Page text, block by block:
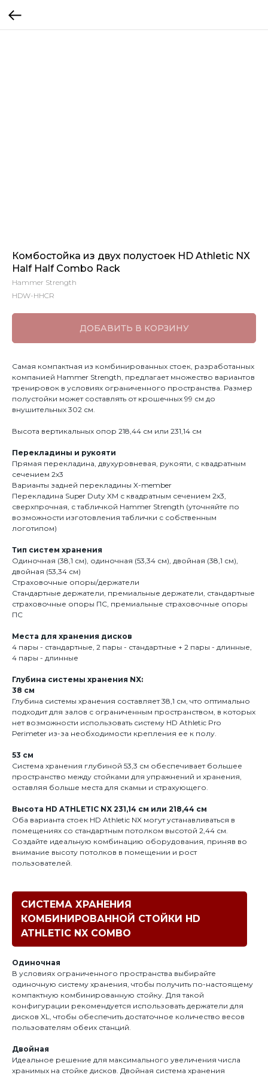
Комбостойка из двух полустоек HD Athletic NX
Half Half Combo Rack
Hammer Strength
HDW-HHCR
ДОБАВИТЬ В КОРЗИНУ
Самая компактная из комбинированных стоек, разработанных
компанией Hammer Strength, предлагает множество вариантов
тренировок в условиях ограниченного пространства. Размер
полустойки может составлять от крошечных 99 см до
внушительных 302 см.
Высота вертикальных опор 218,44 см или 231,14 см
Перекладины и рукояти
Прямая перекладина, двухуровневая, рукояти, с квадратным
сечением 2х3
Варианты задней перекладины X-member
Перекладина Super Duty XM с квадратным сечением 2х3,
сверхпрочная, с табличкой Hammer Strength (уточняйте по
возможности изготовления таблички с собственным
логотипом)
Тип систем хранения
Одиночная (38,1 см), одиночная (53,34 см), двойная (38,1 см),
двойная (53,34 см)
Страховочные опоры/держатели
Стандартные держатели, премиальные держатели, стандартные
страховочные опоры ПС, премиальные страховочные опоры
ПС
Места для хранения дисков
4 пары - стандартные, 2 пары - стандартные + 2 пары - длинные,
4 пары - длинные
Глубина системы хранения NX:
38 см
Глубина системы хранения составляет 38,1 см, что оптимально
подходит для залов с ограниченным пространством, в которых
нет возможности использовать систему HD Athletic Pro
Perimeter из-за необходимости крепления ее к полу.
53 см
Система хранения глубиной 53,3 см обеспечивает большее
пространство между стойками для упражнений и хранения,
оставляя больше места для скамьи и страхующего.
Высота HD ATHLETIC NX 231,14 см или 218,44 см
Оба варианта стоек HD Athletic NX могут устанавливаться в
помещениях со стандартным потолком высотой 2,44 см.
Создайте идеальную комбинацию оборудования, приняв во
внимание высоту потолков в помещении и рост
пользователей.
СИСТЕМА ХРАНЕНИЯ
КОМБИНИРОВАННОЙ СТОЙКИ HD
ATHLETIC NX COMBO
Одиночная
В условиях ограниченного пространства выбирайте
одиночную систему хранения, чтобы получить по-настоящему
компактную комбинированную стойку. Для такой
конфигурации рекомендуется использовать держатели для
дисков XL, чтобы обеспечить достаточное количество весов
пользователям обеих станций.
Двойная
Идеальное решение для максимального увеличения числа
хранимых на стойке дисков. Двойная система хранения